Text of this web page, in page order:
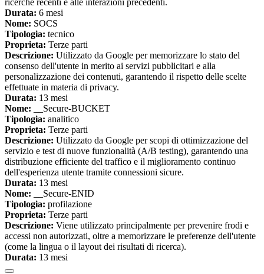
ricerche recenti e alle interazioni precedenti.
Durata: 6 mesi
Nome: SOCS
Tipologia: tecnico
Proprieta: Terze parti
Descrizione: Utilizzato da Google per memorizzare lo stato del
consenso dell'utente in merito ai servizi pubblicitari e alla
personalizzazione dei contenuti, garantendo il rispetto delle scelte
effettuate in materia di privacy.
Durata: 13 mesi
Nome: __Secure-BUCKET
Tipologia: analitico
Proprieta: Terze parti
Descrizione: Utilizzato da Google per scopi di ottimizzazione del
servizio e test di nuove funzionalità (A/B testing), garantendo una
distribuzione efficiente del traffico e il miglioramento continuo
dell'esperienza utente tramite connessioni sicure.
Durata: 13 mesi
Nome: __Secure-ENID
Tipologia: profilazione
Proprieta: Terze parti
Descrizione: Viene utilizzato principalmente per prevenire frodi e
accessi non autorizzati, oltre a memorizzare le preferenze dell'utente
(come la lingua o il layout dei risultati di ricerca).
Durata: 13 mesi